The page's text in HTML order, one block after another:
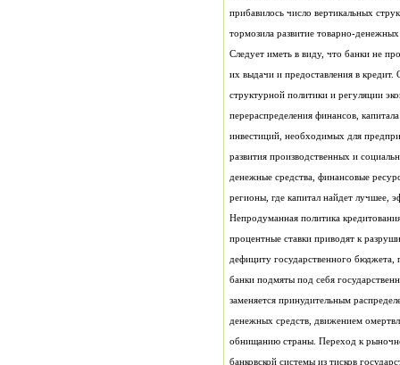
тормозила развитие товарно-
регионы, где капитал найдет лучшее,